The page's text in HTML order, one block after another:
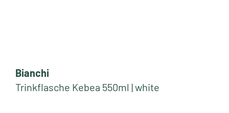
Bianchi
Trinkflasche Kebea 550ml | white